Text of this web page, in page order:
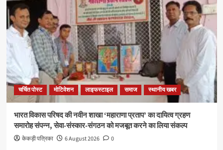
चर्चित पोस्ट मोटिवेशन लाइफस्टाइल समाज स्थानीय खबर
भारत विकास परिषद की नवीन शाखा ‘महाराणा प्रताप’ का दायित्व ग्रहण
समारोह संपन्न, सेवा-संस्कार-संगठन को मजबूत करने का लिया संकल्प
केकड़ी पत्रिका 6 August 2026 0